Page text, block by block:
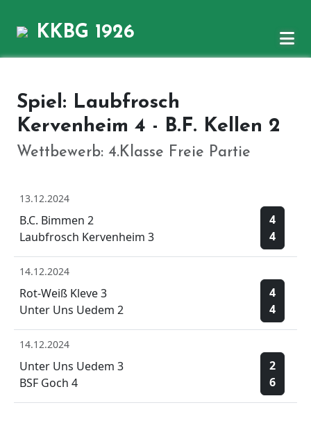
KKBG 1926
Spiel: Laubfrosch
Kervenheim 4 - B.F. Kellen 2
Wettbewerb: 4.Klasse Freie Partie
13.12.2024
B.C. Bimmen 2
Laubfrosch Kervenheim 3
4
4
14.12.2024
Rot-Weiß Kleve 3
Unter Uns Uedem 2
4
4
14.12.2024
Unter Uns Uedem 3
BSF Goch 4
2
6